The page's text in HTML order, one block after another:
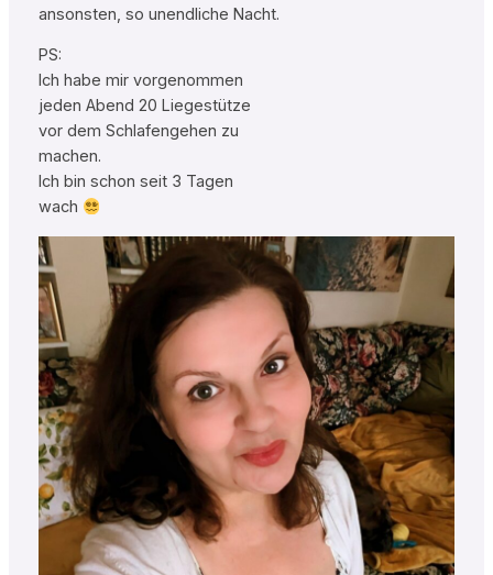
ansonsten, so unendliche Nacht.
PS:
Ich habe mir vorgenommen
jeden Abend 20 Liegestütze
vor dem Schlafengehen zu
machen.
Ich bin schon seit 3 Tagen
wach